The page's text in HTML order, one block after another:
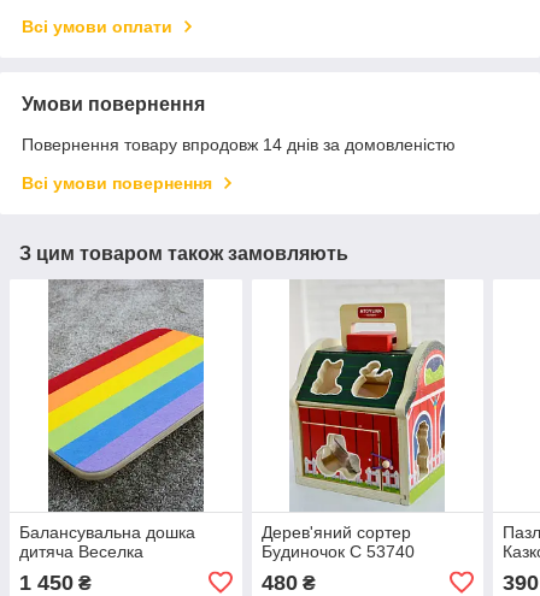
Всі умови оплати
Умови повернення
Повернення товару впродовж 14 днів за домовленістю
Всі умови повернення
З цим товаром також замовляють
Балансувальна дошка
дитяча Веселка
1 450 ₴
Дерев'яний сортер
Будиночок C 53740
480₴ 390